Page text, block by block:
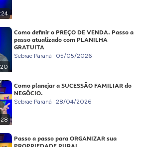
Como definir o PREÇO DE VENDA. Passo a
passo atualizado com PLANILHA
GRATUITA
Sebrae Paraná 05/05/2026
Como planejar a SUCESSÃO FAMILIAR do
NEGÓCIO.
Sebrae Paraná 28/04/2026
Passo a passo para ORGANIZAR sua